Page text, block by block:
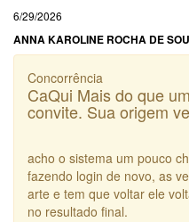
6/29/2026
ANNA KAROLINE ROCHA DE
Concorrência
CaQui Mais do que
convite. Sua origem
acho o sistema um pouco
fazendo login de novo, as
arte e tem que voltar ele
no resultado final.